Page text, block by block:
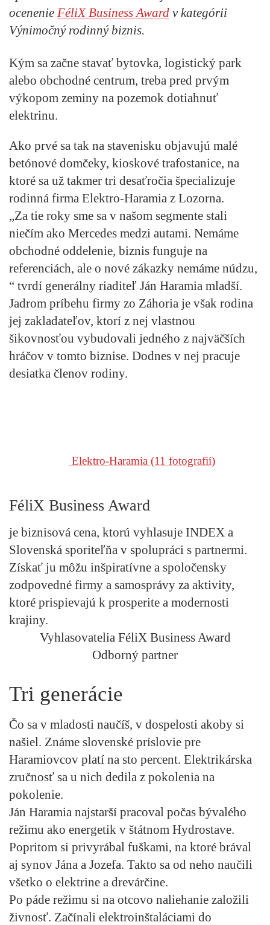
ocenenie FéliX Business Award v kategórii
Výnimočný rodinný biznis.
Kým sa začne stavať bytovka, logistický park
alebo obchodné centrum, treba pred prvým
výkopom zeminy na pozemok dotiahnuť
elektrinu.
Ako prvé sa tak na stavenisku objavujú malé
betónové domčeky, kioskové trafostanice, na
ktoré sa už takmer tri desaťročia špecializuje
rodinná firma Elektro-Haramia z Lozorna.
„Za tie roky sme sa v našom segmente stali
niečím ako Mercedes medzi autami. Nemáme
obchodné oddelenie, biznis funguje na
referenciách, ale o nové zákazky nemáme núdzu,
“ tvrdí generálny riaditeľ Ján Haramia mladší.
Jadrom príbehu firmy zo Záhoria je však rodina
jej zakladateľov, ktorí z nej vlastnou
šikovnosťou vybudovali jedného z najväčších
hráčov v tomto biznise. Dodnes v nej pracuje
desiatka členov rodiny.
Elektro-Haramia (11 fotografií)
FéliX Business Award
je biznisová cena, ktorú vyhlasuje INDEX a
Slovenská sporiteľňa v spolupráci s partnermi.
Získať ju môžu inšpiratívne a spoločensky
zodpovedné firmy a samosprávy za aktivity,
ktoré prispievajú k prosperite a modernosti
krajiny.
Vyhlasovatelia FéliX Business Award
Odborný partner
Tri generácie
Čo sa v mladosti naučíš, v dospelosti akoby si
našiel. Známe slovenské príslovie pre
Haramiovcov platí na sto percent. Elektrikárska
zručnosť sa u nich dedila z pokolenia na
pokolenie.
Ján Haramia najstarší pracoval počas bývalého
režimu ako energetik v štátnom Hydrostave.
Popritom si privyrábal fuškami, na ktoré brával
aj synov Jána a Jozefa. Takto sa od neho naučili
všetko o elektrine a drevárčine.
Po páde režimu si na otcovo naliehanie založili
živnosť. Začínali elektroinštaláciami do